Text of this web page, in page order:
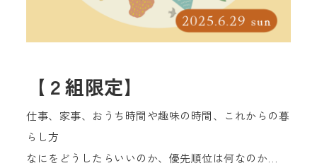
【２組限定】
仕事、家事、おうち時間や趣味の時間、これからの暮
らし方
なにをどうしたらいいのか、優先順位は何なのか…